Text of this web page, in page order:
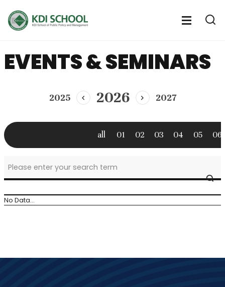
열
전
뉴
열
체
뉴
EVENTS & SEMINARS
2025
이
년
2026
다
년
도
2027
all 01 02 03 04 05 06
news
&
event
Seminars
No Data...